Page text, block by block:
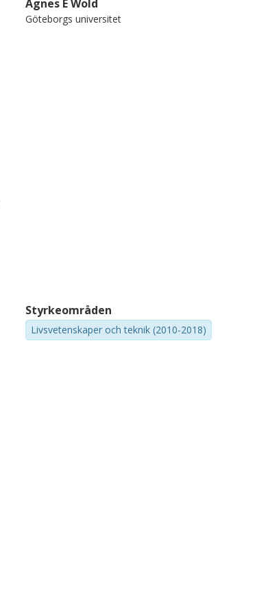
Agnes E Wold
Göteborgs universitet
Styrkeområden
Livsvetenskaper och teknik (2010-2018)